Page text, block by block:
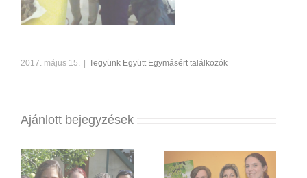
2017. május 15. Tegyünk Együtt Egymásért találkozók
Ajánlott bejegyzések